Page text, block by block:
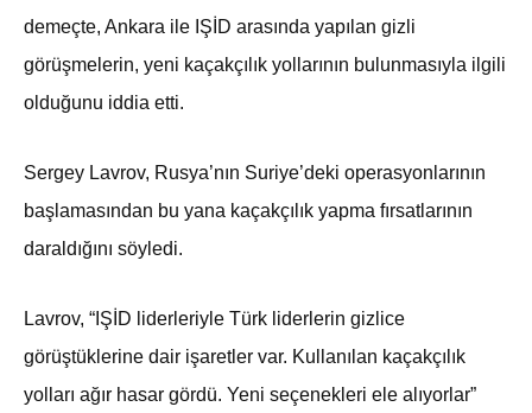
demeçte, Ankara ile IŞİD arasında yapılan gizli
görüşmelerin, yeni kaçakçılık yollarının bulunmasıyla ilgili
olduğunu iddia etti.
Sergey Lavrov, Rusya’nın Suriye’deki operasyonlarının
başlamasından bu yana kaçakçılık yapma fırsatlarının
daraldığını söyledi.
Lavrov, “IŞİD liderleriyle Türk liderlerin gizlice
görüştüklerine dair işaretler var. Kullanılan kaçakçılık
yolları ağır hasar gördü. Yeni seçenekleri ele alıyorlar”